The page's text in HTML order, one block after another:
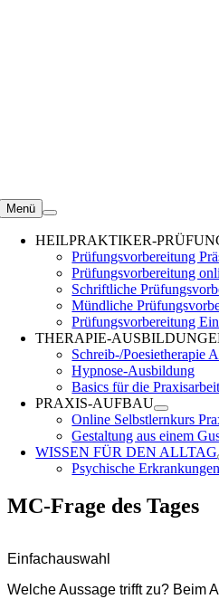
Menü
HEILPRAKTIKER-
Prüfungsvorbereitung
Prüfungsvorbereitung
Schriftliche
Mündliche
Prüfungsvorbereitung
THERAPIE-
Schreib-/Poesietherapie
Hypnose-Ausbildung
Basics für die Praxisarbeit
PRAXIS-AUFBAU
Online Selbstlernkurs
Gestaltung aus einem
WISSEN FÜR DEN ALLTAG
Psychische
MC-Frage des Tages
Einfachauswahl
Welche Aussage trifft zu? Beim